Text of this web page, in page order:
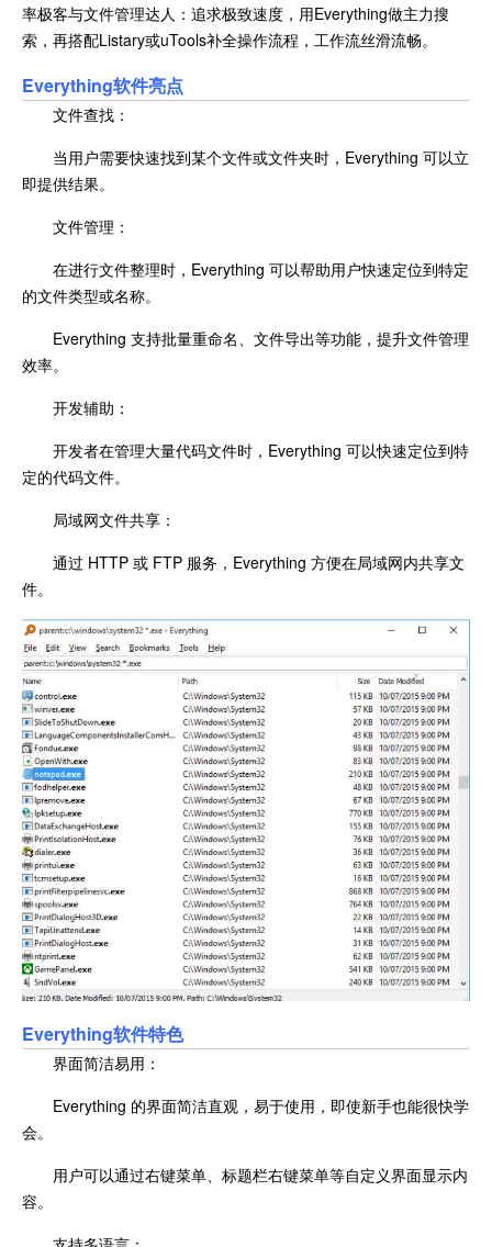
率极客与文件管理达人：追求极致速度，用Everything做主力搜
索，再搭配Listary或uTools补全操作流程，工作流丝滑流畅。
Everything软件亮点
文件查找：
当用户需要快速找到某个文件或文件夹时，Everything 可以立
即提供结果。
文件管理：
在进行文件整理时，Everything 可以帮助用户快速定位到特定
的文件类型或名称。
Everything 支持批量重命名、文件导出等功能，提升文件管理
效率。
开发辅助：
开发者在管理大量代码文件时，Everything 可以快速定位到特
定的代码文件。
局域网文件共享：
通过 HTTP 或 FTP 服务，Everything 方便在局域网内共享文
件。
Everything软件特色
界面简洁易用：
Everything 的界面简洁直观，易于使用，即使新手也能很快学
会。
用户可以通过右键菜单、标题栏右键菜单等自定义界面显示内
容。